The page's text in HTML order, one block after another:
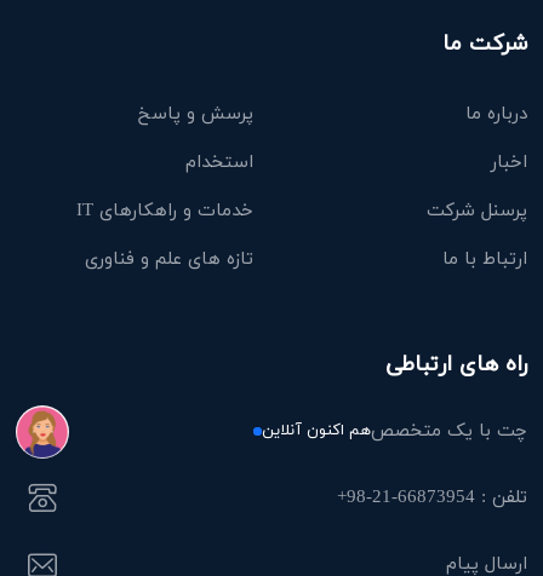
شرکت ما
درباره ما
پرسش و پاسخ
اخبار
استخدام
پرسنل شرکت
خدمات و راهکارهای IT
ارتباط با ما
تازه های علم و فناوری
راه های ارتباطی
چت با یک متخصصهم اکنون آنلاین
تلفن : 66873954-21-98+
ارسال پیام